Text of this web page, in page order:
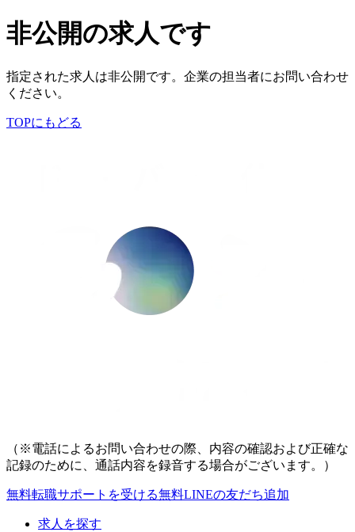
非公開の求人です
指定された求人は非公開です。企業の担当者にお問い合わせ
ください。
TOPにもどる
（※電話によるお問い合わせの際、内容の確認および正確な
記録のために、通話内容を録音する場合がございます。）
無料転職サポートを受ける無料LINEの友だち追加
求人を探す